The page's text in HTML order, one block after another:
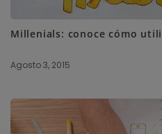
Millenials: conoce cómo
Agosto 3, 2015